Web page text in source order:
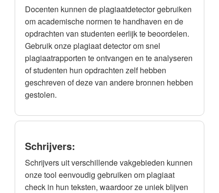
Docenten kunnen de plagiaatdetector gebruiken
om academische normen te handhaven en de
opdrachten van studenten eerlijk te beoordelen.
Gebruik onze plagiaat detector om snel
plagiaatrapporten te ontvangen en te analyseren
of studenten hun opdrachten zelf hebben
geschreven of deze van andere bronnen hebben
gestolen.
Schrijvers:
Schrijvers uit verschillende vakgebieden kunnen
onze tool eenvoudig gebruiken om plagiaat
check in hun teksten, waardoor ze uniek blijven